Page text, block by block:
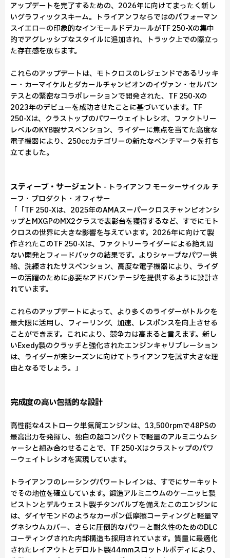
アップデートを完了するための、2026年に向けてまったく新し
いグラフィックスキーム。トライアンフならではのパフォーマン
スイエローの印象的なインモールドデカールがTF 250-Xの集中
的でアグレッシブなスタイルに追加され、トラック上での際立っ
た存在感を放ちます。
これらのアップデートは、モトクロスのレジェンドであるリッキ
ー・カーマイケルとダカールチャンピオンのイヴァン・セルバン
テスとの緊密なコラボレーションで開発された、TF 250-Xの
2023年のデビューを成功させたことに基づいています。TF
250-Xは、クラストップのパワーウェイトレシオ、ファクトリー
レベルのKYB製サスペンション、ライダーに焦点を当てた高度な
電子機器により、250ccカテゴリーの新たなベンチマークを打ち
立てました。
スティーブ・サージェント - トライアンフ モーターサイクル チ
ーフ・プロダクト・オフィサー
「「TF 250-Xは、2025年のAMAスーパークロスチャンピオンシ
ップとMXGPのMX2クラスで表彰台を獲得するなど、すでにモト
クロスの世界に大きな影響を与えています。2026年に向けて製
作されたこのTF 250-Xは、ファクトリーライダーによる絶え間
ない開発とフィードバックの結果です。よりシャープなパワー供
給、洗練されたサスペンション、高度な電子機器により、ライダ
ーの活躍のために必要なアドバンテージを提供するように設計さ
れています。
これらのアップデートによって、より多くのライダーがトルクを
最大限に活用し、フィーリング、加速、レスポンスを向上させる
ことができます。これにより、競争力は高まると言えます。新し
いExedy製のクラッチと強化されたエンジンキャリブレーション
は、ライダーが来シーズンに向けてトライアンフを試す大きな理
由となるでしょう。」
完成度の高い包括的な設計
高性能な4ストローク単気筒エンジンは、13,500rpmで48PSの
最高出力を発揮し、独自の超コンパクトで軽量のアルミニウムシ
ャーシと組み合わせることで、TF 250-Xはクラストップのパワ
ーウェイトレシオを実現しています。
トライアンフのレーシングパワートレインは、すでにサーキット
でその地位を確立しています。鍛造アルミニウムのケーニッヒ製
ピストンとデルウェスト製チタンバルブを備えたこのエンジンに
は、ダイヤモンドのようなカーボン低摩擦コーティングと軽量マ
グネシウムカバー、さらに圧倒的なパワーと耐久性のためのDLC
コーティングされた内部構造も採用されています。質量に最適化
されたレイアウトとデロルト製44mmスロットルボディにより、